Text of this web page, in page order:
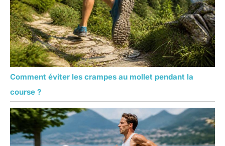
Comment éviter les crampes au mollet pendant la
course ?